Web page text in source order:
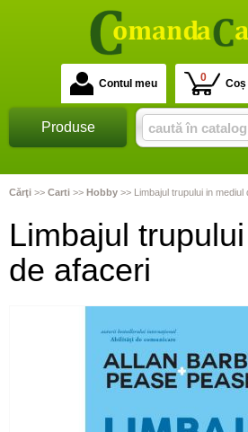
Contul meu 0 Coș
Produse
Cărţi >> Carti >> Hobby >> Limbajul trupului in mediul
Limbajul
de afaceri